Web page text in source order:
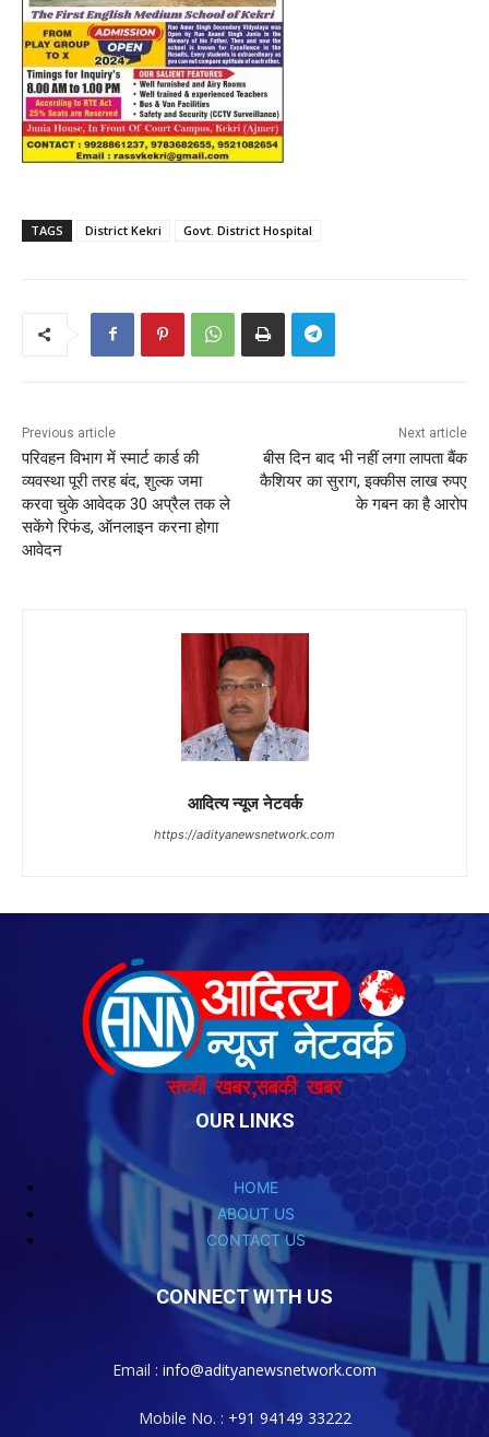
OUR LINKS
HOME
ABOUT US
CONTACT US
CONNECT WITH US
Email : info@adityanewsnetwork.com
Mobile No. : +91 94149 33222